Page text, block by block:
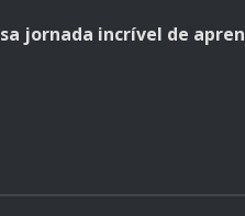
jornada incrível de